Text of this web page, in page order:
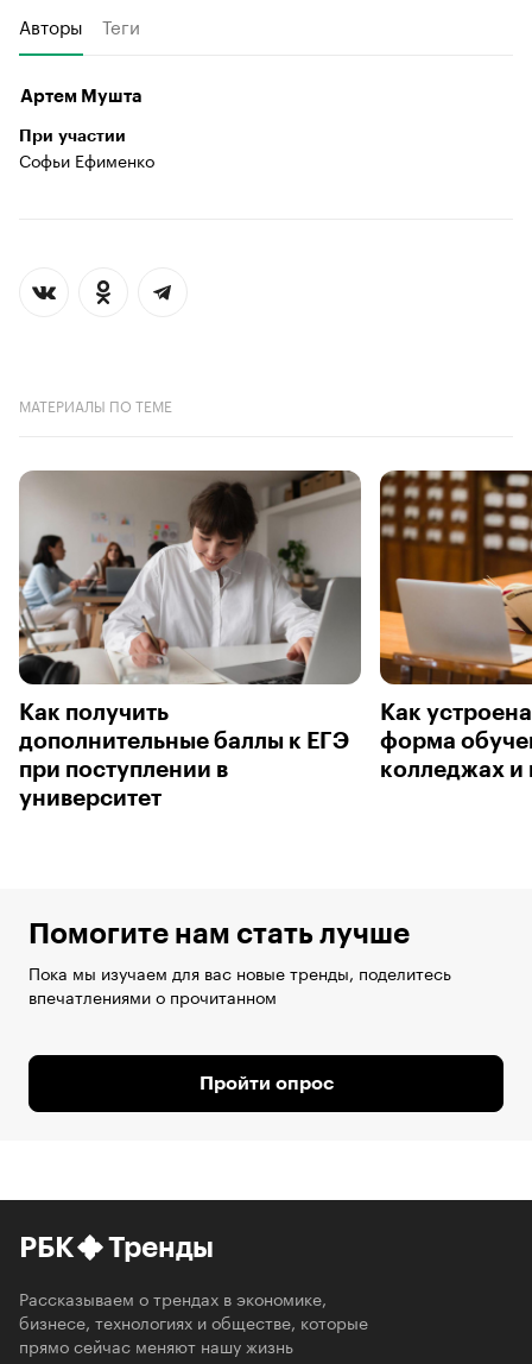
Авторы Теги
Артем Мушта
При участии
Софьи Ефименко
МАТЕРИАЛЫ ПО ТЕМЕ
Как получить
дополнительные баллы к ЕГЭ
при поступлении в
университет
Как
форма
колледжах и
Помогите нам стать лучше
Пока мы изучаем для вас новые тренды, поделитесь
впечатлениями о прочитанном
Пройти опрос
РБК Тренды
Рассказываем о трендах в экономике,
бизнесе, технологиях и обществе, которые
прямо сейчас меняют нашу жизнь